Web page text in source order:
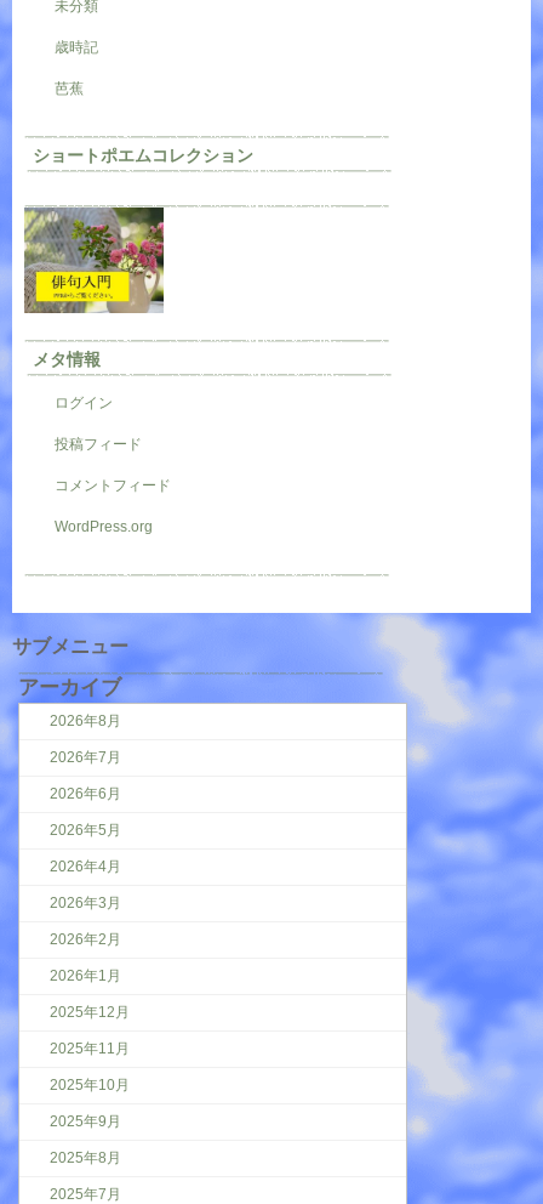
未分類
歳時記
芭蕉
ショートポエムコレクション
メタ情報
ログイン
投稿フィード
コメントフィード
WordPress.org
サブメニュー
アーカイブ
2026年8月
2026年7月
2026年6月
2026年5月
2026年4月
2026年3月
2026年2月
2026年1月
2025年12月
2025年11月
2025年10月
2025年9月
2025年8月
2025年7月